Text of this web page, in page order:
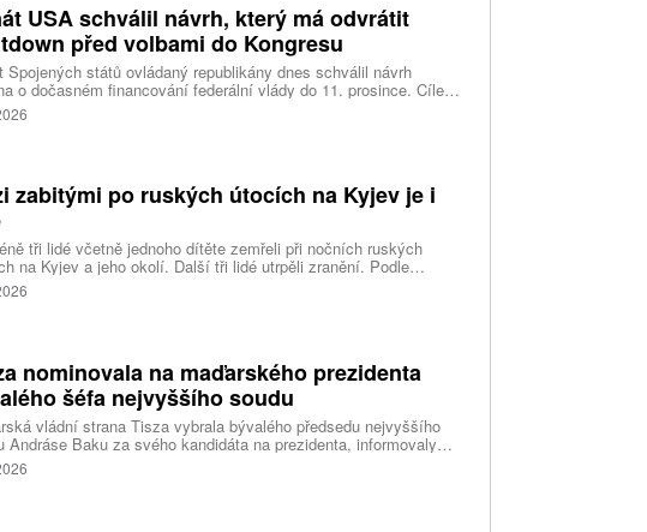
USA schválil návrh, který má odvrátit
před volbami do Kongresu
Spojených států ovládaný republikány dnes schválil návrh
o dočasném financování federální vlády do 11. prosince. Cílem
je předejít před listopadovými volbami do Kongresu
shutdownu, tedy omezení chodu vlády v důsledku
zabitými po ruských útocích na Kyjev je i
tři lidé včetně jednoho dítěte zemřeli při nočních ruských
na Kyjev a jeho okolí. Další tři lidé utrpěli zranění. Podle
úřadů Rusové použili mimo jiné balistické rakety.
nominovala na maďarského prezidenta
šéfa nejvyššího soudu
vládní strana Tisza vybrala bývalého předsedu nejvyššího
Andráse Baku za svého kandidáta na prezidenta, informovaly
agentury. Očekává se, že András Baka bude v úterý zvolen v
novou hlavou státu.